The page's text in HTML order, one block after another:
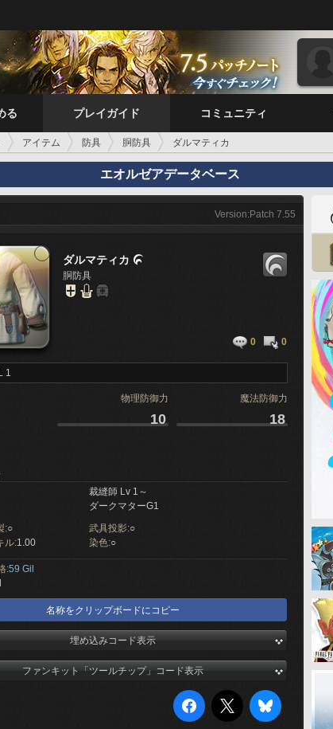
る プレイガイド コミュニティ
アイテム 防具 胴防具 ダルマティカ
エオルゼアデータベース
Version:Patch 7.55
ダルマティカ 
胴防具
0 0
1
物理防御力 魔法防御力
10 18
裁縫師 Lv 1～
ダークマターG1
:○ 武具投影:○
ル:1.00 染色:○
:59 Gil
名称をクリップボードにコピー
埋め込みコード表示
ファンキット「ツールチップ」コード表示